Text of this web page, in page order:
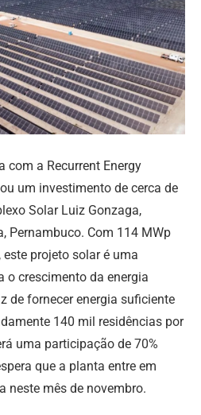
com a Recurrent Energy
um investimento de cerca de
Solar Luiz Gonzaga,
Pernambuco. Com 114 MWp
projeto solar é uma
o crescimento da energia
de fornecer energia suficiente
140 mil residências por
uma participação de 70%
que a planta entre em
neste mês de novembro.